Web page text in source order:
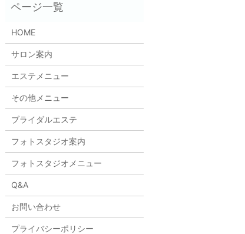
HOME
サロン案内
エステメニュー
その他メニュー
ブライダルエステ
フォトスタジオ案内
フォトスタジオメニュー
Q&A
お問い合わせ
プライバシーポリシー